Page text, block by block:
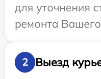
для уточнения
ремонта
2
Выезд